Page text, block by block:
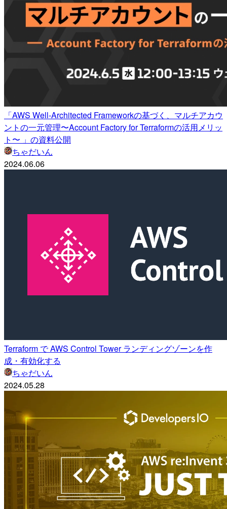
「AWS Well-Architected Frameworkの基づく、マルチアカウ
ントの一元管理〜Account Factory for Terraformの活用メリッ
ト〜 」の資料公開
ちゃだいん
2024.06.06
Terraform で AWS Control Tower ランディングゾーンを作
成・有効化する
ちゃだいん
2024.05.28